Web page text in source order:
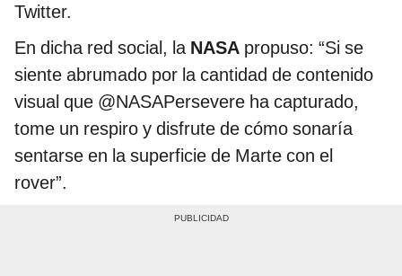
Twitter.
En dicha red social, la NASA propuso: “Si se
siente abrumado por la cantidad de contenido
visual que @NASAPersevere ha capturado,
tome un respiro y disfrute de cómo sonaría
sentarse en la superficie de Marte con el
rover”.